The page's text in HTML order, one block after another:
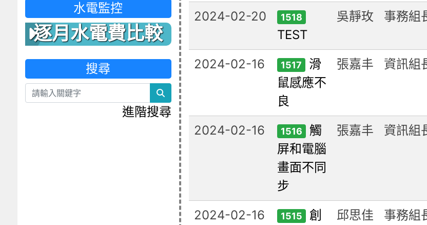
2024-02-20 1518
TEST
吳靜玫 事務組
2024-02-16 1517
滑
鼠感應不
良
張嘉丰 資訊組
2024-02-16 1516
觸
屏和電腦
畫面不同
步
張嘉丰 資訊組
2024-02-16 1515
創
邱思佳 事務組
水電監控
逐月水電費比較
表
搜尋
search
進階搜尋